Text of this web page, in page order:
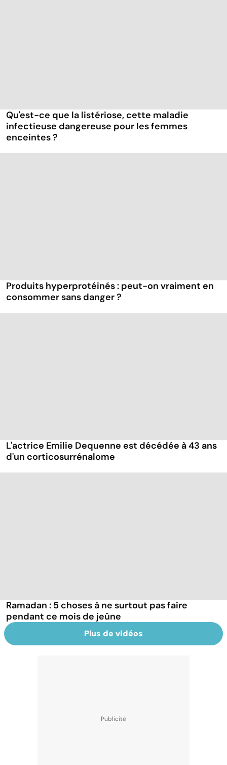
Qu'est-ce que la listériose, cette maladie
infectieuse dangereuse pour les femmes
enceintes ?
Produits hyperprotéinés : peut-on vraiment en
consommer sans danger ?
L'actrice Emilie Dequenne est décédée à 43 ans
d'un corticosurrénalome
Ramadan : 5 choses à ne surtout pas faire
pendant ce mois de jeûne
Plus de vidéos